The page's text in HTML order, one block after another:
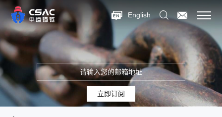
English
立即订阅